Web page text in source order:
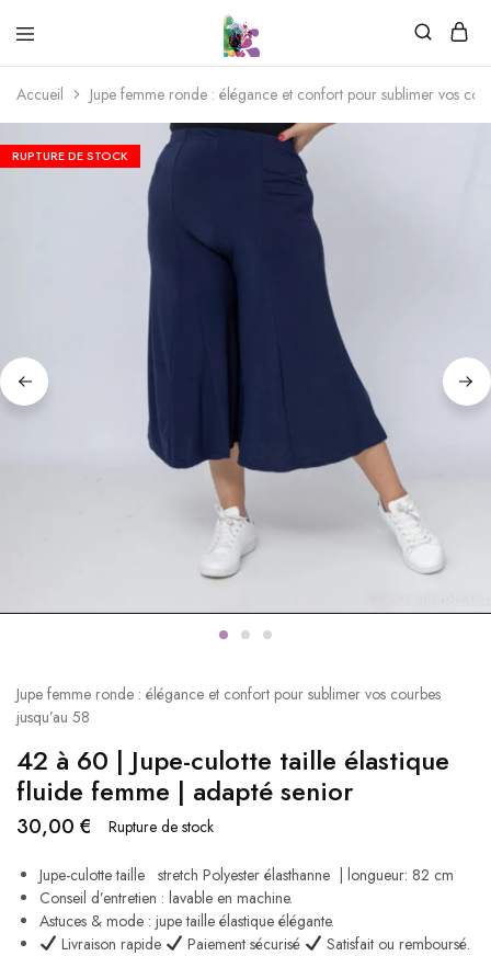
Accueil Jupe femme ronde : élégance et confort pour sublimer vos
RUPTURE DE STOCK
Jupe femme ronde : élégance et confort pour sublimer vos courbes
jusqu’au 58
42 à 60 | Jupe-culotte taille élastique
fluide femme | adapté senior
30,00 € Rupture de stock
Jupe-culotte taille stretch Polyester élasthanne | longueur: 82 cm
Conseil d’entretien : lavable en machine.
Astuces & mode : jupe taille élastique élégante.
Livraison rapide
Paiement sécurisé Satisfait ou remboursé.